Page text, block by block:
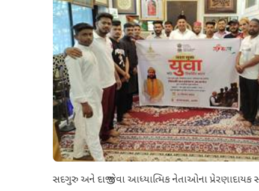
સદગુરુ અને દાજી જેવા આધ્યાત્મિક નેતાઓના